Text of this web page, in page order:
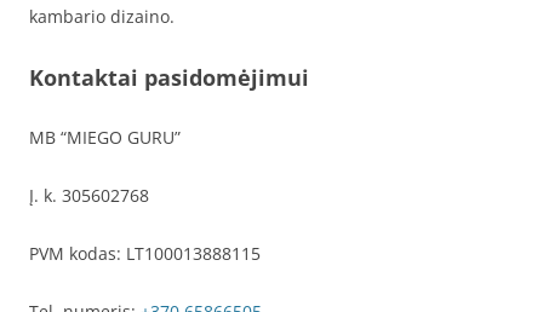
kambario dizaino.
Kontaktai pasidomėjimui
MB “MIEGO GURU”
Į. k. 305602768
PVM kodas: LT100013888115